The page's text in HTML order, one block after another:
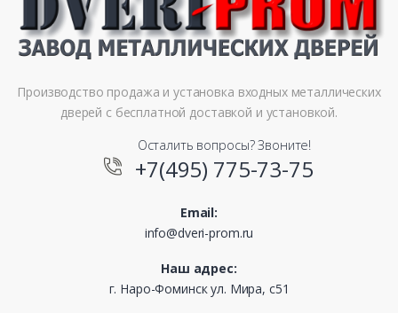
Производство продажа и установка входных металлических
дверей с бесплатной доставкой и установкой.
Осталить вопросы? Звоните!
+7(495) 775-73-75
Email:
info@dveri-prom.ru
Наш адрес:
г. Наро-Фоминск ул. Мира, с51